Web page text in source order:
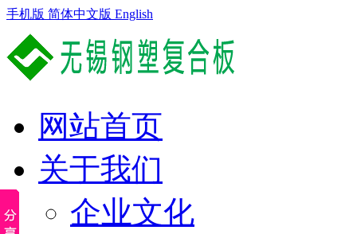
手机版 简体中文版 English
网站首页
关于我们
企业文化